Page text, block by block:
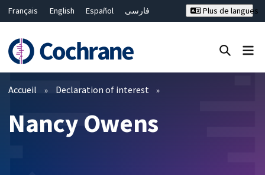
Français English Español
فارسی
Bahasa Malaysia
ไทย
繁體中文
简体中文
Plus de langues
Filtres
Accueil Declaration of interest
Nancy Owens